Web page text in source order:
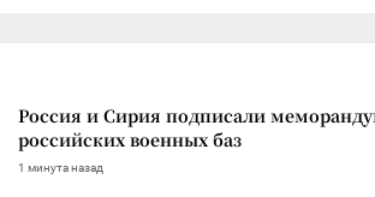
Россия и Сирия подписали
российских военных баз
1 минута назад